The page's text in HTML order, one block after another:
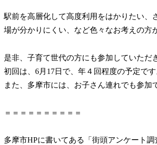
駅前を高層化して高度利用をはかりたい、
場が分かりにくい、など色々なお考えの方
是非、子育て世代の方にも参加していただ
初回は、6月17日で、年４回程度の予定です
また、多摩市には、お子さん連れでも参加
＝＝＝＝＝＝＝＝＝＝
多摩市HPに書いてある「街頭アンケート